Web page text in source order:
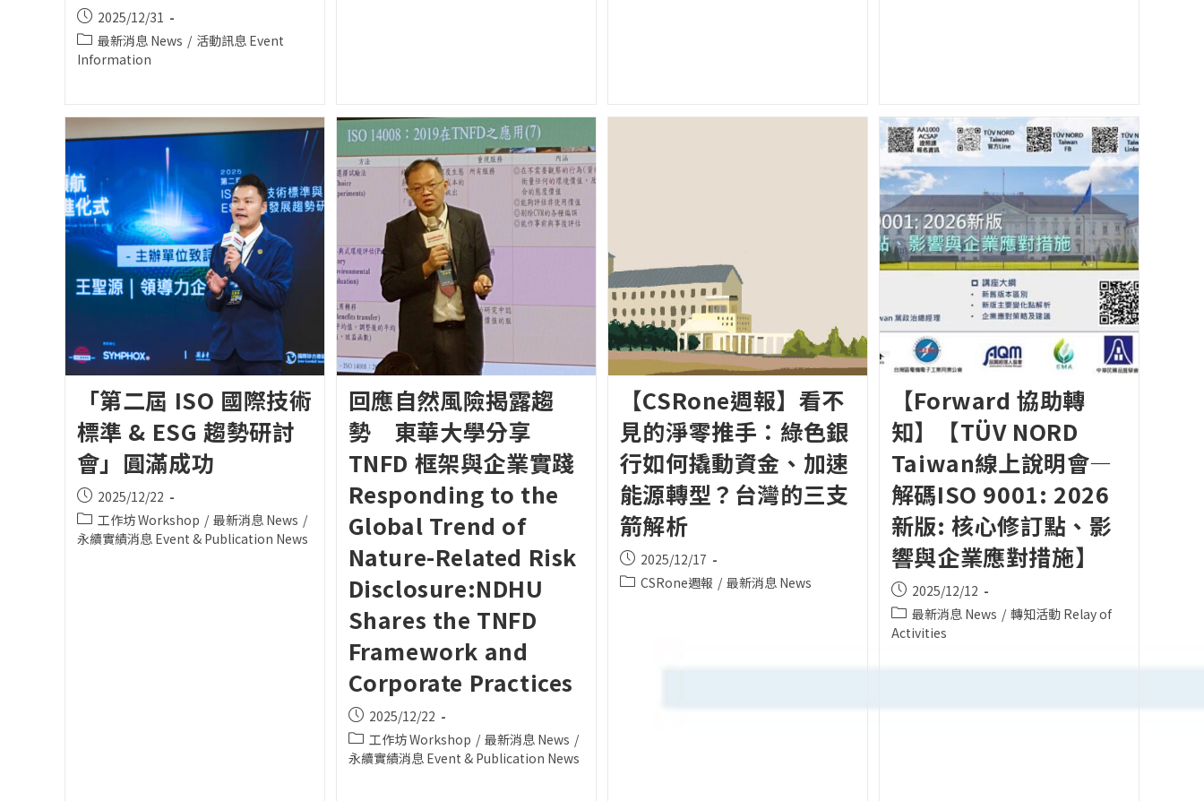
Post
published:
2025/12/31
Post
category:
最新消息 News / 活動訊息 Event
Information
「第二屆 ISO 國際技術
標準 & ESG 趨勢研討
會」圓滿成功
Post
published:
2025/12/22
Post
category:
工作坊 Workshop / 最新消息 News /
永續實績消息 Event & Publication News
回應自然風險揭露趨
勢 東華大學分享
TNFD 框架與企業實踐
Responding to the
Global Trend of
Nature-Related Risk
Disclosure:NDHU
Shares the TNFD
Framework and
Corporate Practices
Post
published:
2025/12/22
Post
category:
工作坊 Workshop / 最新消息 News /
永續實績消息 Event & Publication News
【CSRone週報】看不
見的淨零推手：綠色銀
行如何撬動資金、加速
能源轉型？台灣的三支
箭解析
Post
published:
2025/12/17
PostCSRone週報 / 最新消息 News
【Forward 協助轉
知】【TÜV NORD
Taiwan線上說明會—
解碼ISO 9001: 2026
新版: 核心修訂點、影
響與企業應對措施】
Post
published:
2025/12/12
Post
category:
最新消息 News / 轉知活動 Relay of
Activities